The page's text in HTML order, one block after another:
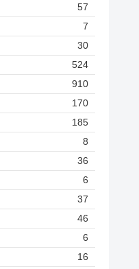
57
7
30
524
910
170
185
8
36
6
37
46
6
16